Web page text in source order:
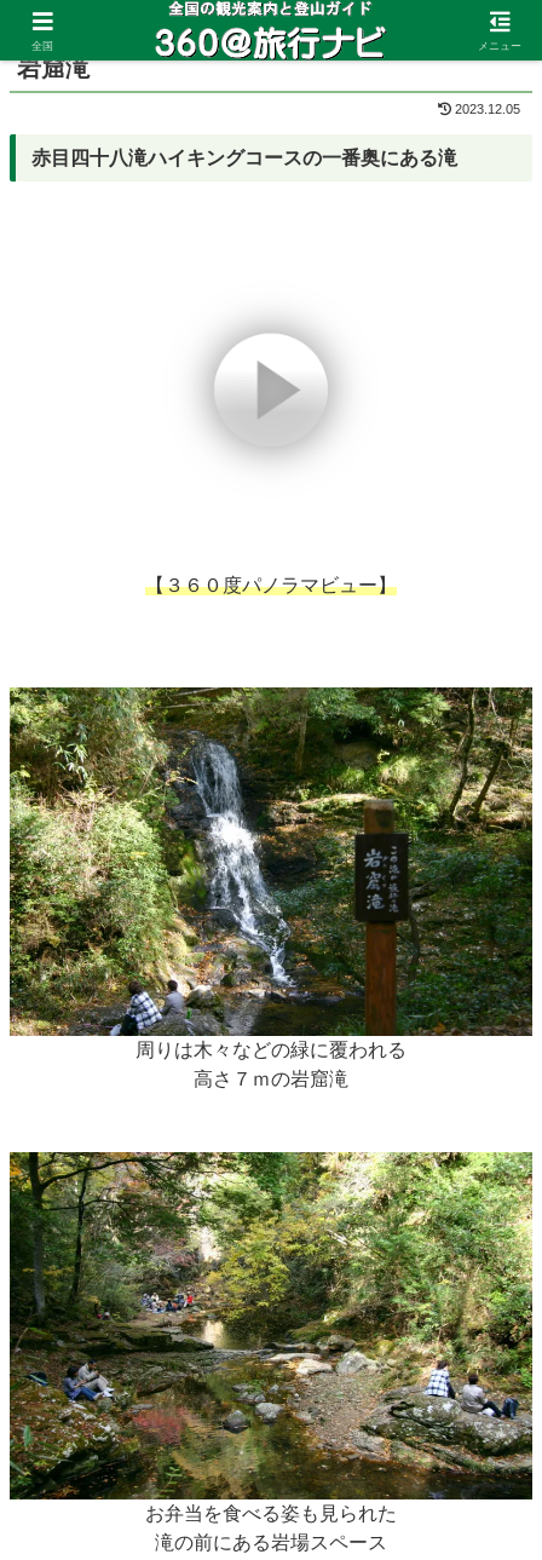
ホーム 三重県 赤目四十八滝
岩窟滝
2023.12.05
赤目四十八滝ハイキングコースの一番奥にある滝
【３６０度パノラマビュー】
周りは木々などの緑に覆われる
高さ７ｍの岩窟滝
お弁当を食べる姿も見られた
滝の前にある岩場スペース
全国 メニュー